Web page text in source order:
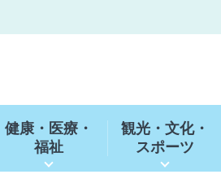
健康・医療・
福祉
観光・文化・
スポーツ